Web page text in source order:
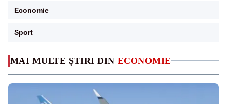
MAI MULTE ȘTIRI DIN ECONOMIE
Economie
Sport